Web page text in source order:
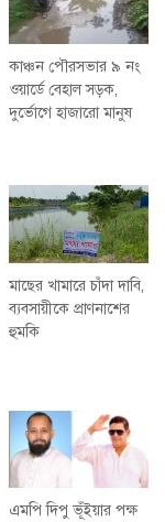
কাঞ্চন পৌরসভার ৯ নং
ওয়ার্ডে বেহাল সড়ক,
দুর্ভোগে হাজারো মানুষ
মাছের খামারে চাঁদা দাবি,
ব্যবসায়ীকে প্রাণনাশের
হুমকি
এমপি দিপু ভূঁইয়ার পক্ষ